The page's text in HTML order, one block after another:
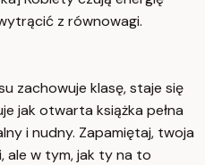
z równowagi.
zachowuje klasę, staje się
jak otwarta książka pełna
i nudny. Zapamiętaj, twoja
ale w tym, jak ty na to